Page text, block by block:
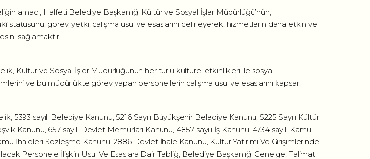
amacı; Halfeti Belediye Başkanlığı Kültür ve Sosyal İşler Müdürlüğü’nün;
statüsünü, görev, yetki, çalışma usul ve esaslarını belirleyerek, hizmetlerin daha etkin ve
sağlamaktır.
Kültür ve Sosyal İşler Müdürlüğünün her türlü kültürel etkinlikleri ile sosyal
ve bu müdürlükte görev yapan personellerin çalışma usul ve esaslarını kapsar.
5393 sayılı Belediye Kanunu, 5216 Sayılı Büyükşehir Belediye Kanunu, 5225 Sayılı Kültür
Kanunu, 657 sayılı Devlet Memurları Kanunu, 4857 sayılı İş Kanunu, 4734 sayılı Kamu
İhaleleri Sözleşme Kanunu, 2886 Devlet İhale Kanunu, Kültür Yatırımı Ve Girişimlerinde
Personele İlişkin Usul Ve Esaslara Dair Tebliğ, Belediye Başkanlığı Genelge, Talimat